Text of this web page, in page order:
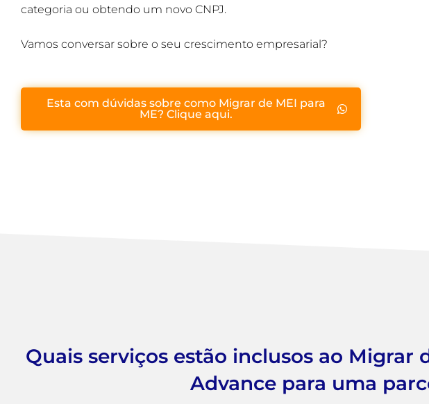
categoria ou obtendo um novo CNPJ.
Vamos conversar sobre o seu crescimento empresarial?
Esta com dúvidas sobre como Migrar de MEI para
ME? Clique aqui.
Quais serviços estão inclusos ao Migrar
Advance para uma